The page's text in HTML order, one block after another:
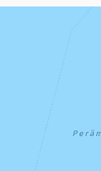
on